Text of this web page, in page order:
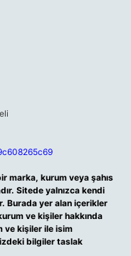
marka, kurum veya şahıs
Sitede yalnızca kendi
Burada yer alan içerikler
ve kişiler hakkında
ve kişiler ile isim
bilgiler taslak